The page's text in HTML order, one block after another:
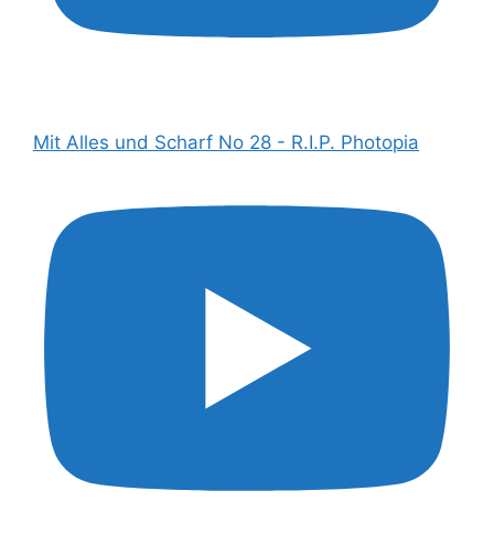
Mit Alles und Scharf No 28 - R.I.P. Photopia